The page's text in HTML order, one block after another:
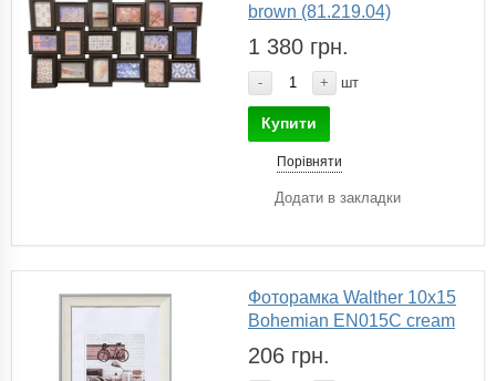
brown (81.219.04)
1 380 грн.
- + шт
Купити
Порівняти
Додати в закладки
Фоторамка Walther 10х15
Bohemian EN015C cream
206 грн.